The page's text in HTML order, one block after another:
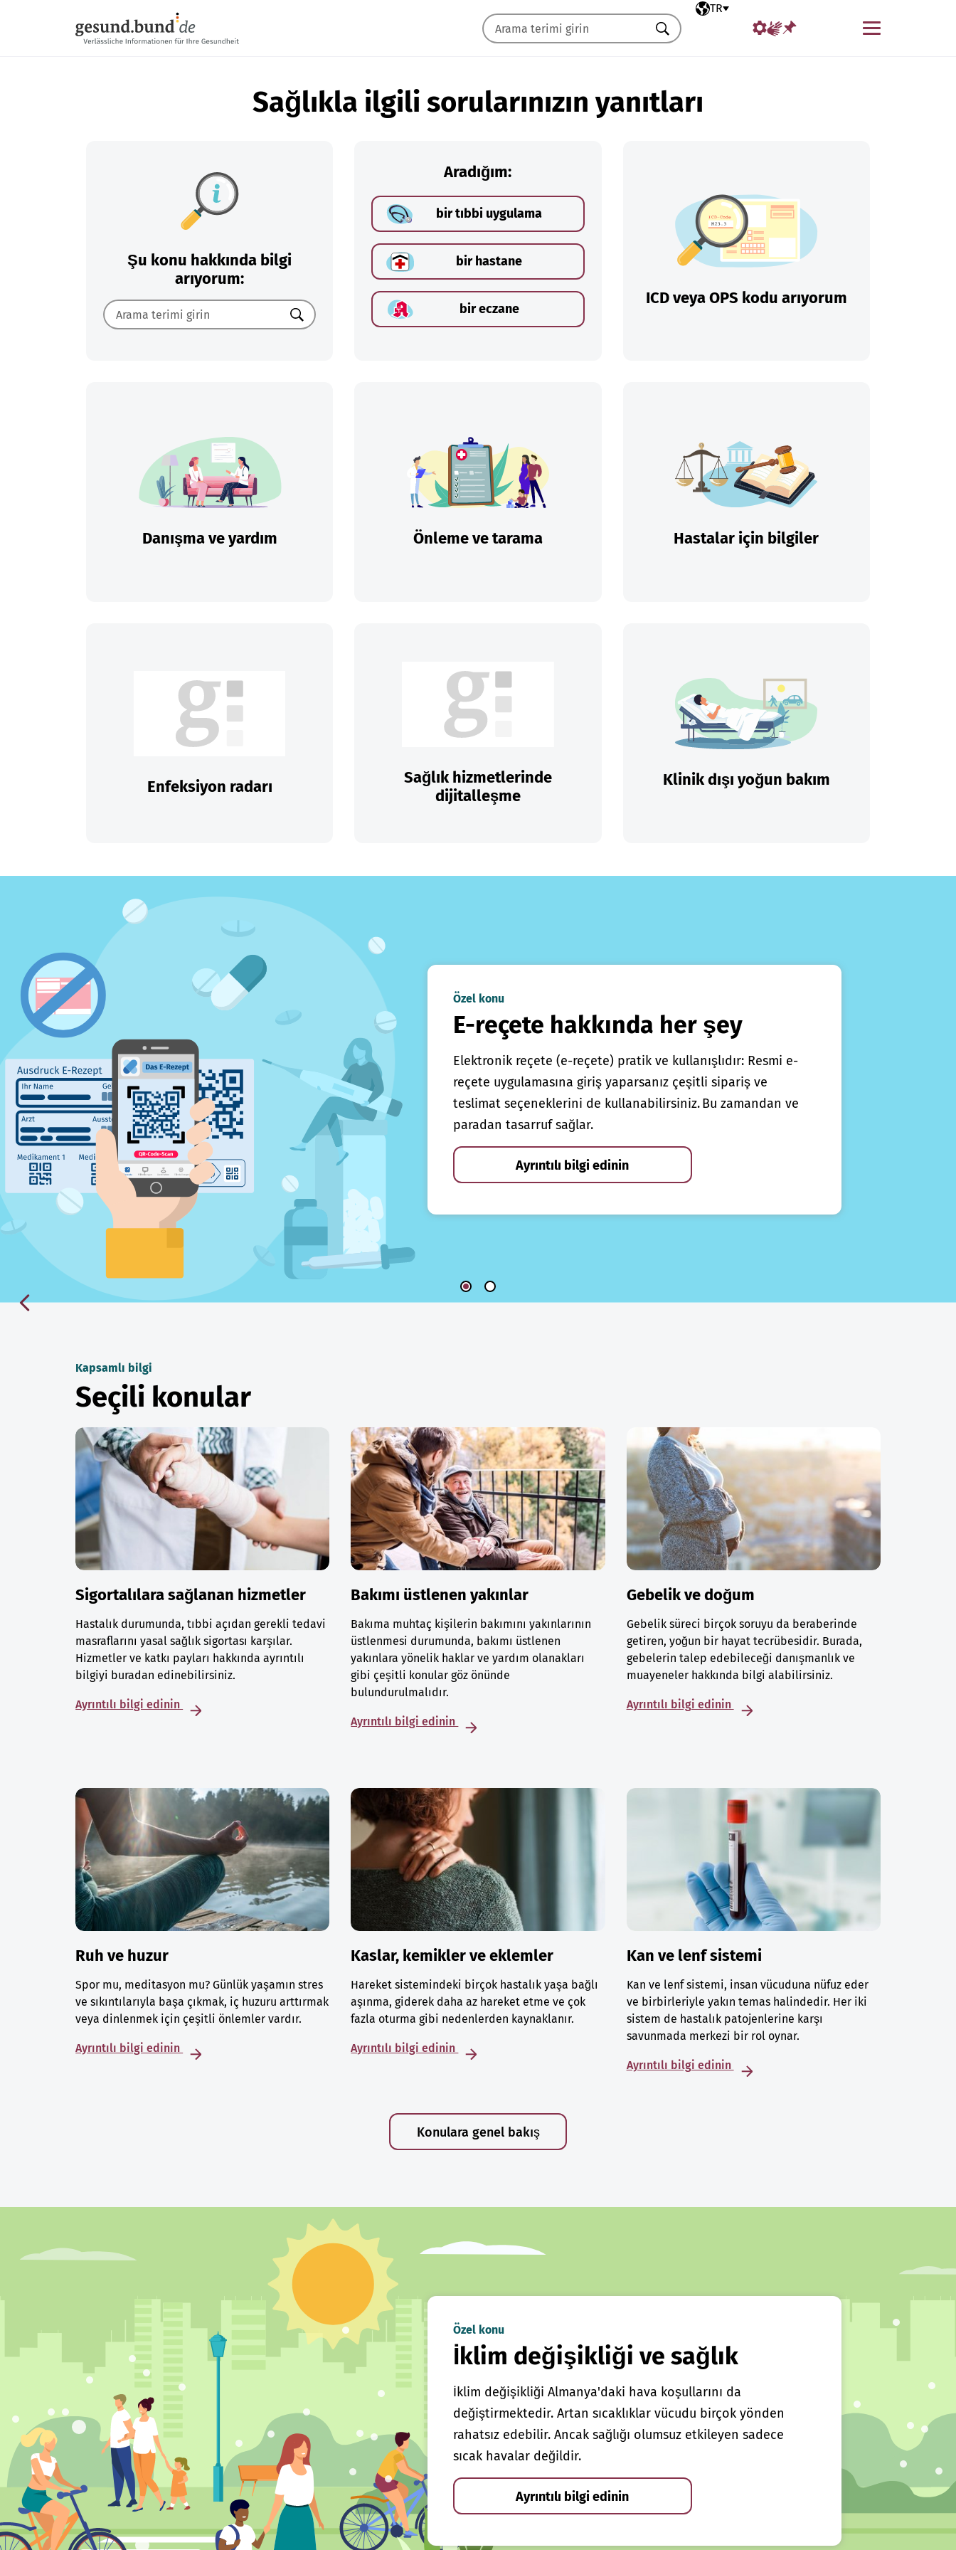
Seçili dil
TR
Menü
Ara
Sağlıkla ilgili sorularınızın yanıtları
Şu konu hakkında bilgi
arıyorum:
Ara
Aradığım:
bir tıbbi uygulama
bir hastane
bir eczane
ICD veya OPS kodu arıyorum
Danışma ve yardım Önleme ve tarama Hastalar için bilgiler
Enfeksiyon radarı
Sağlık hizmetlerinde
dijitalleşme
Klinik dışı yoğun bakım
Özel konu
E-reçete hakkında her şey
Elektronik reçete (e-reçete) pratik ve kullanışlıdır: Resmi e-
reçete uygulamasına giriş yaparsanız çeşitli sipariş ve
teslimat seçeneklerini de kullanabilirsiniz. Bu zamandan ve
paradan tasarruf sağlar.
Ayrıntılı bilgi edinin
Kapsamlı bilgi
Seçili konular
Sigortalılara sağlanan hizmetler
Hastalık durumunda, tıbbi açıdan gerekli tedavi
masraflarını yasal sağlık sigortası karşılar.
Hizmetler ve katkı payları hakkında ayrıntılı
bilgiyi buradan edinebilirsiniz.
Ayrıntılı bilgi edinin
Bakımı üstlenen yakınlar
Bakıma muhtaç kişilerin bakımını yakınlarının
üstlenmesi durumunda, bakımı üstlenen
yakınlara yönelik haklar ve yardım olanakları
gibi çeşitli konular göz önünde
bulundurulmalıdır.
Ayrıntılı bilgi edinin
Gebelik ve doğum
Gebelik süreci birçok soruyu da beraberinde
getiren, yoğun bir hayat tecrübesidir. Burada,
gebelerin talep edebileceği danışmanlık ve
muayeneler hakkında bilgi alabilirsiniz.
Ayrıntılı bilgi edinin
Ruh ve huzur
Spor mu, meditasyon mu? Günlük yaşamın stres
ve sıkıntılarıyla başa çıkmak, iç huzuru arttırmak
veya dinlenmek için çeşitli önlemler vardır.
Ayrıntılı bilgi edinin
Kaslar, kemikler ve eklemler
Hareket sistemindeki birçok hastalık yaşa bağlı
aşınma, giderek daha az hareket etme ve çok
fazla oturma gibi nedenlerden kaynaklanır.
Ayrıntılı bilgi edinin
Kan ve lenf sistemi
Kan ve lenf sistemi, insan vücuduna nüfuz eder
ve birbirleriyle yakın temas halindedir. Her iki
sistem de hastalık patojenlerine karşı
savunmada merkezi bir rol oynar.
Ayrıntılı bilgi edinin
Konulara genel bakış
Özel konu
İklim değişikliği ve sağlık
İklim değişikliği Almanya'daki hava koşullarını da
değiştirmektedir. Artan sıcaklıklar vücudu birçok yönden
rahatsız edebilir. Ancak sağlığı olumsuz etkileyen sadece
sıcak havalar değildir.
Ayrıntılı bilgi edinin